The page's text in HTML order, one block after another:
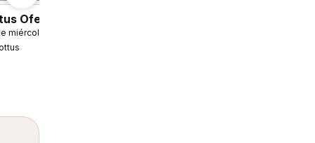
Ofertas
miércoles 04.08.2026